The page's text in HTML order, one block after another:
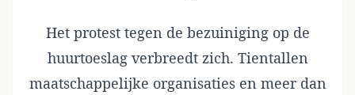
Het protest tegen de bezuiniging op de
huurtoeslag verbreedt zich. Tientallen
maatschappelijke organisaties en meer dan